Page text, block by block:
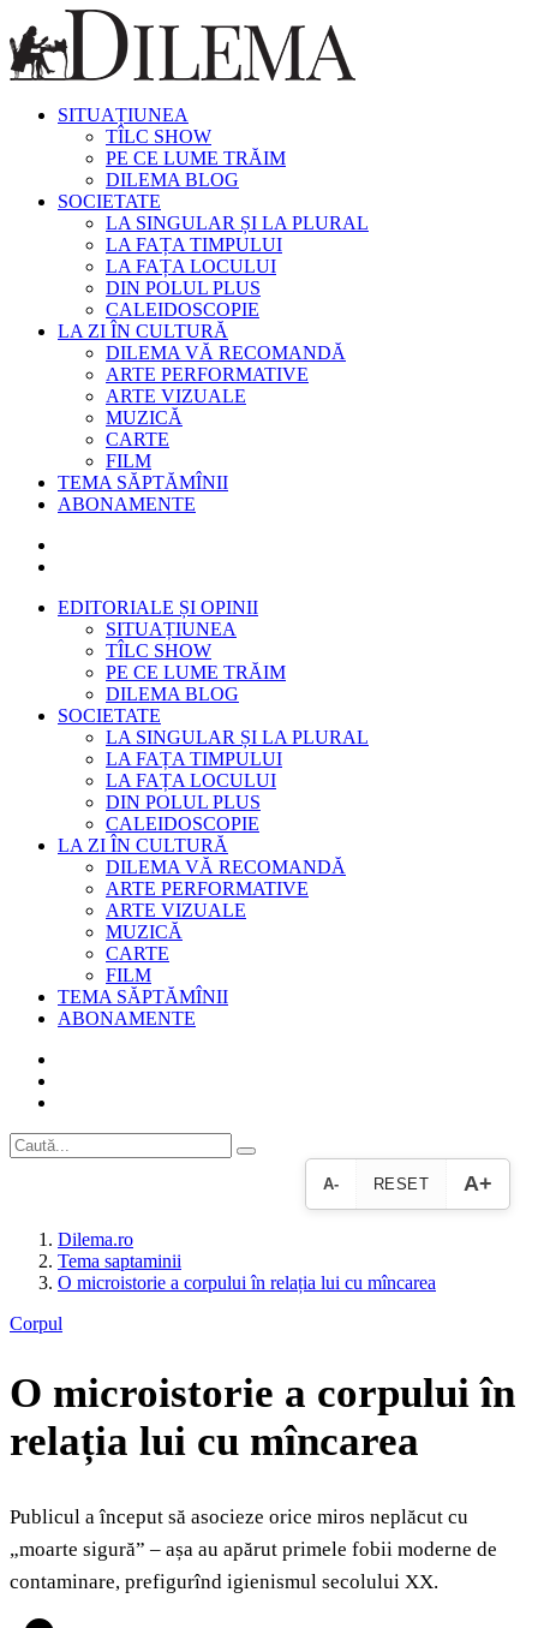
SITUAȚIUNEA
TÎLC SHOW
PE CE LUME TRĂIM
DILEMA BLOG
SOCIETATE
LA SINGULAR ȘI LA PLURAL
LA FAȚA TIMPULUI
LA FAȚA LOCULUI
DIN POLUL PLUS
CALEIDOSCOPIE
LA ZI ÎN CULTURĂ
DILEMA VĂ RECOMANDĂ
ARTE PERFORMATIVE
ARTE VIZUALE
MUZICĂ
CARTE
FILM
TEMA SĂPTĂMÎNII
ABONAMENTE
EDITORIALE ȘI OPINII
SITUAȚIUNEA
TÎLC SHOW
PE CE LUME TRĂIM
DILEMA BLOG
SOCIETATE
LA SINGULAR ȘI LA PLURAL
LA FAȚA TIMPULUI
LA FAȚA LOCULUI
DIN POLUL PLUS
CALEIDOSCOPIE
LA ZI ÎN CULTURĂ
DILEMA VĂ RECOMANDĂ
ARTE PERFORMATIVE
ARTE VIZUALE
MUZICĂ
CARTE
FILM
TEMA SĂPTĂMÎNII
ABONAMENTE
A- RESET A+
Dilema.ro
Tema saptaminii
O microistorie a corpului în relația lui cu mîncarea
Corpul
O microistorie a corpului în
relația lui cu mîncarea
Publicul a început să asocieze orice miros neplăcut cu
„moarte sigură” – așa au apărut primele fobii moderne de
contaminare, prefigurînd igienismul secolului XX.